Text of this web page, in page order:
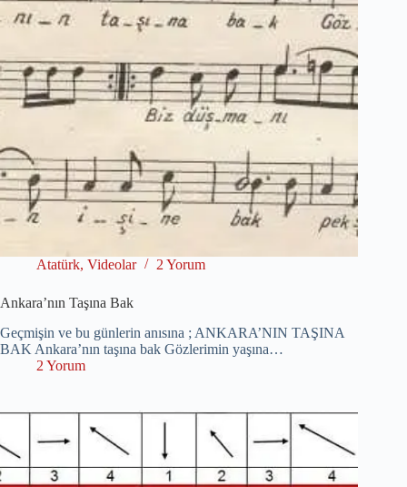
Atatürk, Videolar 2 Yorum
Ankara’nın Taşına Bak
Geçmişin ve bu günlerin anısına ; ANKARA’NIN TAŞINA
BAK Ankara’nın taşına bak Gözlerimin yaşına…
2 Yorum